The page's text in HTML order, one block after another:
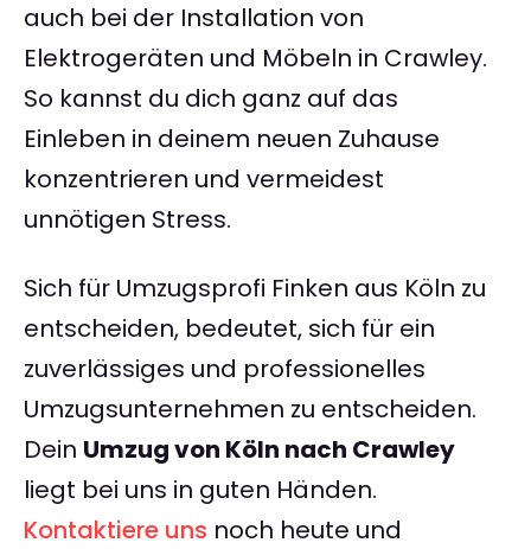
auch bei der Installation von
Elektrogeräten und Möbeln in Crawley.
So kannst du dich ganz auf das
Einleben in deinem neuen Zuhause
konzentrieren und vermeidest
unnötigen Stress.
Sich für Umzugsprofi Finken aus Köln zu
entscheiden, bedeutet, sich für ein
zuverlässiges und professionelles
Umzugsunternehmen zu entscheiden.
Dein Umzug von Köln nach Crawley
liegt bei uns in guten Händen.
Kontaktiere uns noch heute und